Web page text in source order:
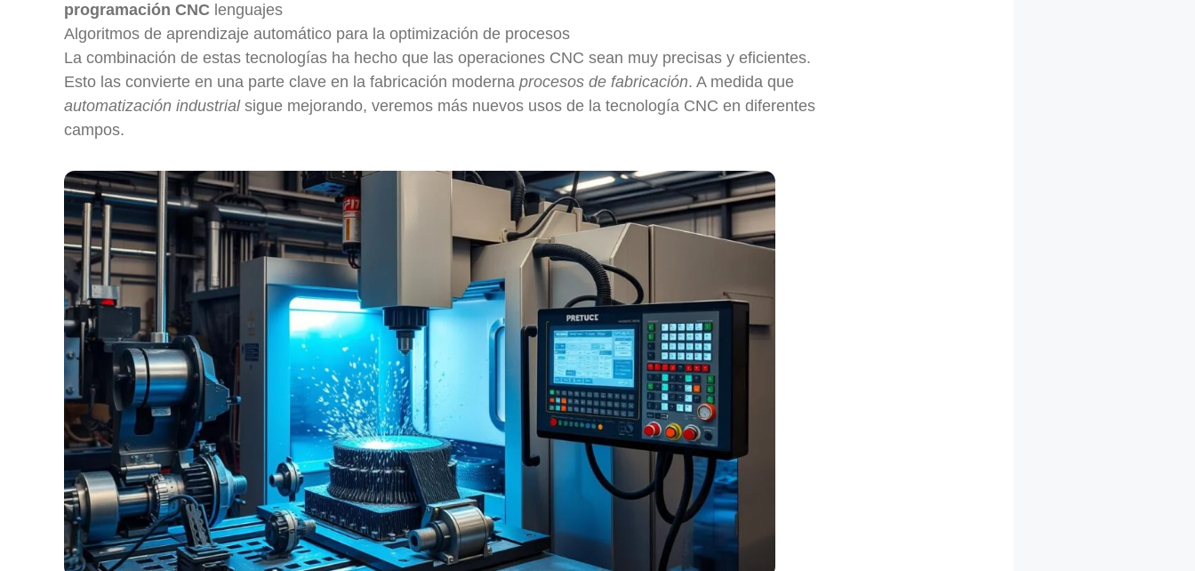
programación CNC lenguajes
Algoritmos de aprendizaje automático para la optimización de procesos
La combinación de estas tecnologías ha hecho que las operaciones CNC sean muy precisas y eficientes.
Esto las convierte en una parte clave en la fabricación moderna procesos de fabricación. A medida que
automatización industrialsigue mejorando, veremos más nuevos usos de la tecnología CNC en diferentes
campos.